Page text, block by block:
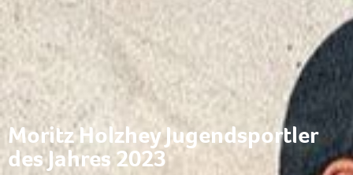
Moritz Holzhey Jugendsportler
des Jahres 2023